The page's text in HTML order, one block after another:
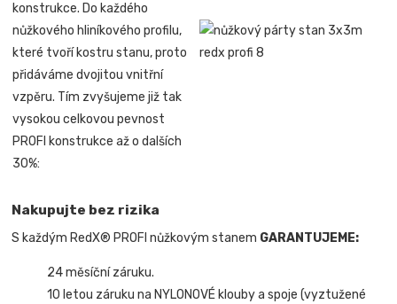
konstrukce. Do každého
nůžkového hliníkového profilu,
které tvoří kostru stanu, proto
přidáváme dvojitou vnitřní
vzpěru. Tím zvyšujeme již tak
vysokou celkovou pevnost
PROFI konstrukce až o dalších
30%:
Nakupujte bez rizika
S každým RedX® PROFI nůžkovým stanem GARANTUJEME:
24 měsíční záruku.
10 letou záruku na NYLONOVÉ klouby a spoje (vyztužené